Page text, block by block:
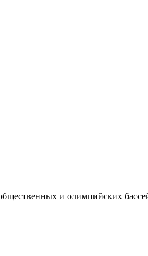
и олимпийских